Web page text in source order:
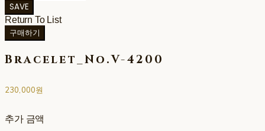
SAVE
Return To List
구매하기
Bracelet_No.V-4200
230,000원
추가 금액